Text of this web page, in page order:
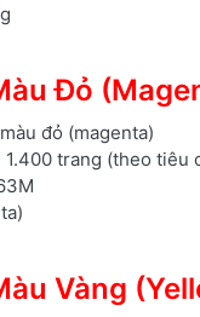
Đỏ
đỏ (magenta)
1.400 trang (theo tiêu
Vàng